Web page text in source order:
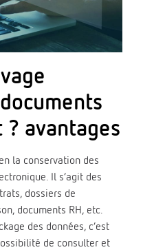
avantages
la conservation des
Il s’agit des
dossiers de
documents RH, etc.
des données, c’est
de consulter et